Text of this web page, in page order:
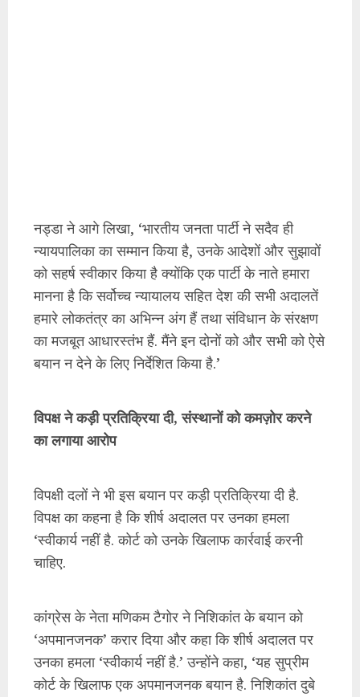
नड्डा ने आगे लिखा, ‘भारतीय जनता पार्टी ने सदैव ही
न्यायपालिका का सम्मान किया है, उनके आदेशों और सुझावों
को सहर्ष स्वीकार किया है क्योंकि एक पार्टी के नाते हमारा
मानना है कि सर्वोच्च न्यायालय सहित देश की सभी अदालतें
हमारे लोकतंत्र का अभिन्न अंग हैं तथा संविधान के संरक्षण
का मजबूत आधारस्तंभ हैं. मैंने इन दोनों को और सभी को ऐसे
बयान न देने के लिए निर्देशित किया है.’
विपक्ष ने कड़ी प्रतिक्रिया दी, संस्थानों को कमज़ोर करने
का लगाया आरोप
विपक्षी दलों ने भी इस बयान पर कड़ी प्रतिक्रिया दी है.
विपक्ष का कहना है कि शीर्ष अदालत पर उनका हमला
‘स्वीकार्य नहीं है. कोर्ट को उनके खिलाफ कार्रवाई करनी
चाहिए.
कांग्रेस के नेता मणिकम टैगोर ने निशिकांत के बयान को
‘अपमानजनक’ करार दिया और कहा कि शीर्ष अदालत पर
उनका हमला ‘स्वीकार्य नहीं है.’ उन्होंने कहा, ‘यह सुप्रीम
कोर्ट के खिलाफ एक अपमानजनक बयान है. निशिकांत दुबे